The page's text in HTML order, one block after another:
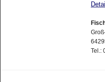
Detail
Tel.: